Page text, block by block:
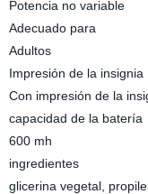
Potencia no variable
Adecuado para
Adultos
Impresión de la insignia
Con impresión de la
capacidad de la batería
600 mh
ingredientes
glicerina vegetal,